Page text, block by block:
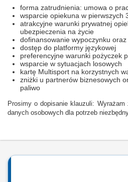
forma zatrudnienia: umowa o
wsparcie opiekuna w pierwszych
atrakcyjne warunki prywatnej
ubezpieczenia na życie
dofinansowanie wypoczynku
dostęp do platformy językowej
preferencyjne warunki pożyczek
wsparcie w sytuacjach losowych
kartę Multisport na korzystnych
zniżki u partnerów biznesowych
paliwo
Prosimy o dopisanie klauzuli:
danych osobowych dla potrzeb